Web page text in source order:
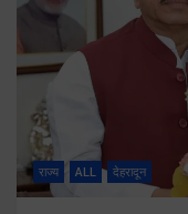
राज्य ALL देहरादून